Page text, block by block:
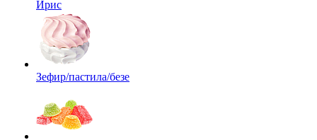
Ирис
Зефир/пастила/безе